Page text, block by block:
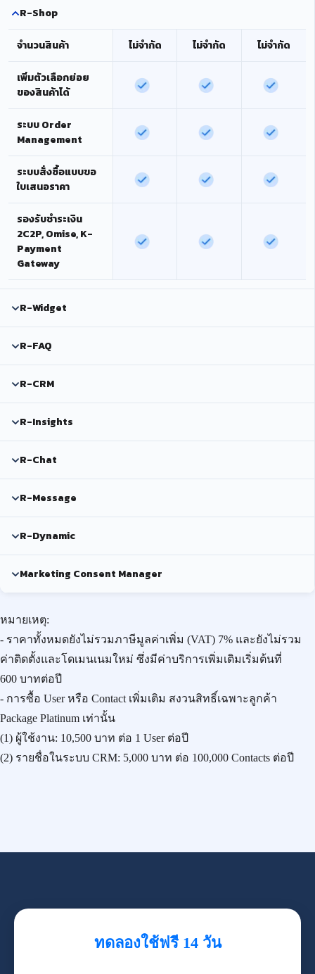
R-Shop
จำนวนสินค้า ไม่จำกัด ไม่จำกัด ไม่จำกัด
เพิ่มตัวเลือกย่อย
ของสินค้าได้
ระบบ Order
Management
ระบบสั่งซื้อแบบขอ
ใบเสนอราคา
รองรับชำระเงิน
2C2P, Omise, K-
Payment
Gateway
R-Widget
R-FAQ
R-CRM
R-Insights
R-Chat
R-Message
R-Dynamic
Marketing Consent Manager
หมายเหตุ:
- ราคาทั้งหมดยังไม่รวมภาษีมูลค่าเพิ่ม (VAT) 7% และยังไม่รวม
ค่าติดตั้งและโดเมนเนมใหม่ ซึ่งมีค่าบริการเพิ่มเติมเริ่มต้นที่
600 บาทต่อปี
- การซื้อ User หรือ Contact เพิ่มเติม สงวนสิทธิ์เฉพาะลูกค้า
Package Platinum เท่านั้น
(1) ผู้ใช้งาน: 10,500 บาท ต่อ 1 User ต่อปี
(2) รายชื่อในระบบ CRM: 5,000 บาท ต่อ 100,000 Contacts ต่อปี
ทดลองใช้ฟรี 14 วัน